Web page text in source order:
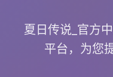
夏日传说_官方
平台，为您